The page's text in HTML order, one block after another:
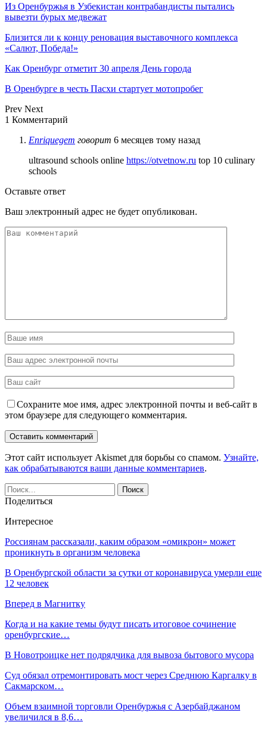
Из Оренбуржья в Узбекистан контрабандисты пытались
вывезти бурых медвежат
Близится ли к концу реновация выставочного комплекса
«Салют, Победа!»
Как Оренбург отметит 30 апреля День города
В Оренбурге в честь Пасхи стартует мотопробег
Prev Next
1 Комментарий
Enriquegem говорит 6 месяцев тому назад
ultrasound schools online https://otvetnow.ru top 10 culinary
schools
Оставьте ответ
Ваш электронный адрес не будет опубликован.
Сохраните мое имя, адрес электронной почты и веб-сайт в
этом браузере для следующего комментария.
Этот сайт использует Akismet для борьбы со спамом. Узнайте,
как обрабатываются ваши данные комментариев.
Поделиться
Интересное
Россиянам рассказали, каким образом «омикрон» может
проникнуть в организм человека
В Оренбургской области за сутки от коронавируса умерли еще
12 человек
Вперед в Магнитку
Когда и на какие темы будут писать итоговое сочинение
оренбургские…
В Новотроицке нет подрядчика для вывоза бытового мусора
Суд обязал отремонтировать мост через Среднюю Каргалку в
Сакмарском…
Объем взаимной торговли Оренбуржья с Азербайджаном
увеличился в 8,6…